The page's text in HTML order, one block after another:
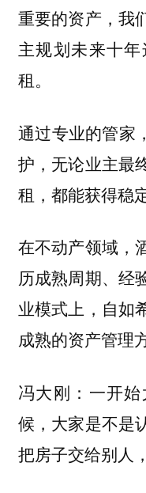
重要的资产，我
主规划未来十
租。
通过专业的管家
护，无论业主最
租，都能获得稳
在不动产领域，
历成熟周期、经
业模式上，自如
成熟的资产管理
冯大刚：一开
候，大家是不是
把房子交给别人